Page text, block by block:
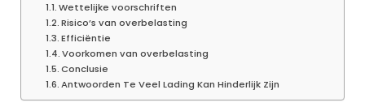
Wettelijke voorschriften
Risico’s van overbelasting
Efficiëntie
Voorkomen van overbelasting
Conclusie
Antwoorden Te Veel Lading Kan Hinderlijk Zijn